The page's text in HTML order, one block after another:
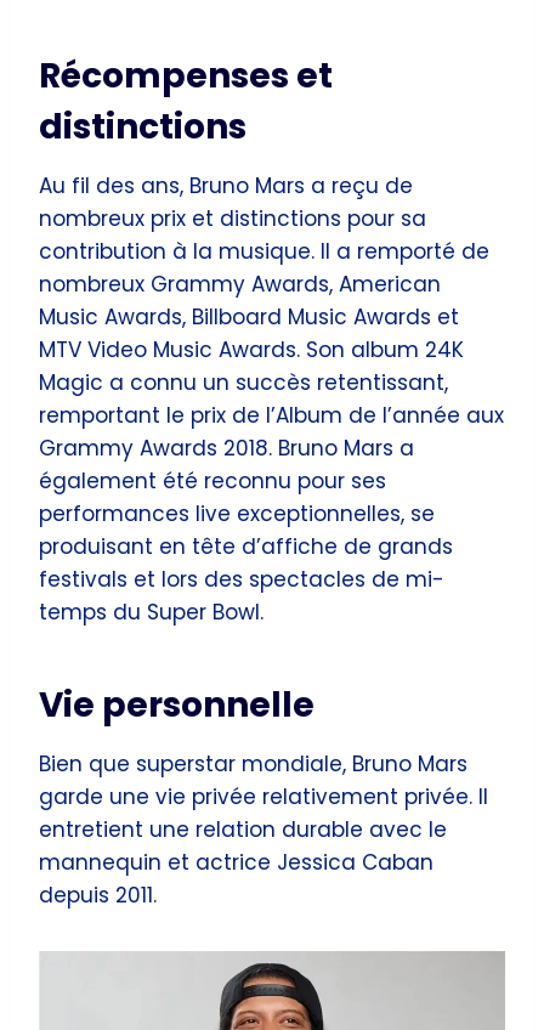
Récompenses et
distinctions
Au fil des ans, Bruno Mars a reçu de
nombreux prix et distinctions pour sa
contribution à la musique. Il a remporté de
nombreux Grammy Awards, American
Music Awards, Billboard Music Awards et
MTV Video Music Awards. Son album 24K
Magic a connu un succès retentissant,
remportant le prix de l’Album de l’année aux
Grammy Awards 2018. Bruno Mars a
également été reconnu pour ses
performances live exceptionnelles, se
produisant en tête d’affiche de grands
festivals et lors des spectacles de mi-
temps du Super Bowl.
Vie personnelle
Bien que superstar mondiale, Bruno Mars
garde une vie privée relativement privée. Il
entretient une relation durable avec le
mannequin et actrice Jessica Caban
depuis 2011.